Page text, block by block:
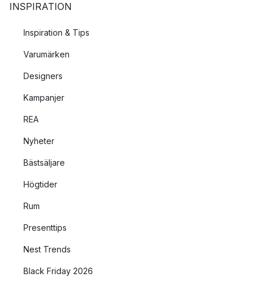
INSPIRATION
Inspiration & Tips
Varumärken
Designers
Kampanjer
REA
Nyheter
Bästsäljare
Högtider
Rum
Presenttips
Nest Trends
Black Friday 2026